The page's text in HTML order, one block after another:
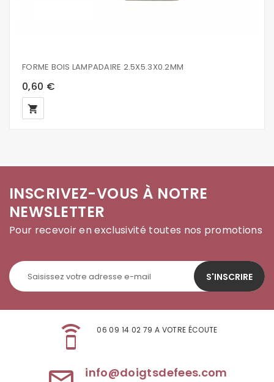
FORME BOIS LAMPADAIRE 2.5X5.3X0.2MM
0,60 €
local_grocery_store
INSCRIVEZ-VOUS À NOTRE
NEWSLETTER
Pour recevoir en exclusivité toutes nos promotions
S'INSCRIRE
speaker_phone 06 09 14 02 79 A VOTRE ÉCOUTE
info@doigtsdefees.com